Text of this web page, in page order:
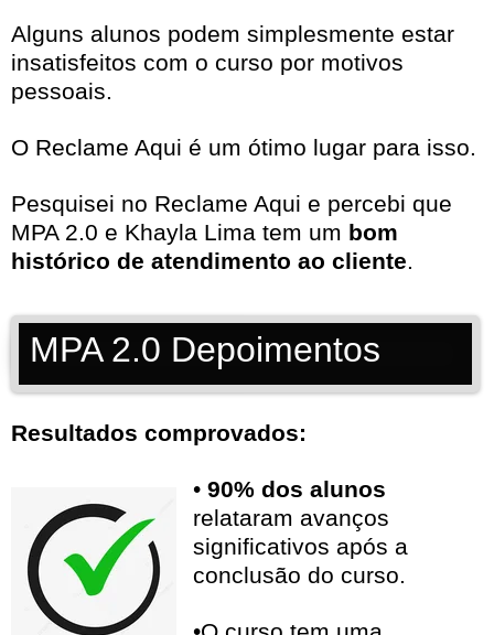
Alguns alunos podem simplesmente estar
insatisfeitos com o curso por motivos
pessoais.
O Reclame Aqui é um ótimo lugar para isso.
Pesquisei no Reclame Aqui e percebi que
MPA 2.0 e Khayla Lima tem um bom
histórico de atendimento ao cliente.
MPA 2.0 Depoimentos
Resultados comprovados:
• 90% dos alunos
relataram avanços
significativos após a
conclusão do curso.